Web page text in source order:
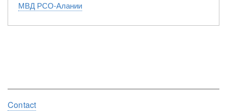
МВД РСО-Алании
Footer
Contact